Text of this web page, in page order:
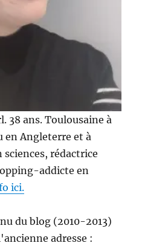
38 ans. Toulousaine à
en Angleterre et à
sciences, rédactrice
addicte en
ici.
du blog (2010-2013)
adresse :